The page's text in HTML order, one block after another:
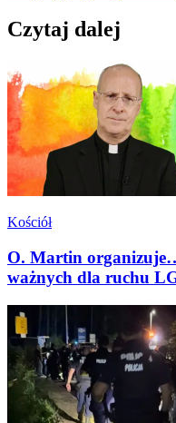
Czytaj dalej
Kościół
O. Martin
ważnych dla ruchu